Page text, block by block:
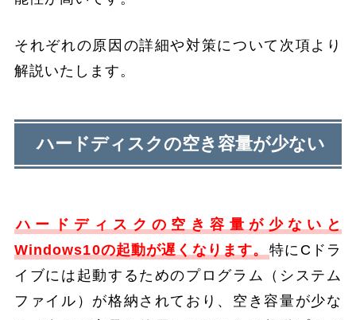
それぞれの原因の詳細や対策について次項より
解説いたします。
ハードディスクの空き容量が少ない
ハードディスクの空き容量が少ないと
Windows10の起動が遅くなります。 特にCドラ
イブには起動するためのプログラム（システム
ファイル）が格納されており、空き容量が少な